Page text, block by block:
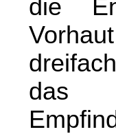
die
das